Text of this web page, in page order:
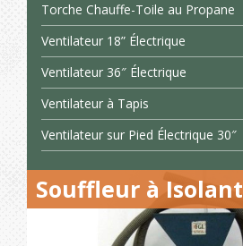
Torche Chauffe-Toile au Propane
Ventilateur 18” Électrique
Ventilateur 36″ Électrique
Ventilateur à Tapis
Ventilateur sur Pied Électrique 30″
Souffleur à Isolant